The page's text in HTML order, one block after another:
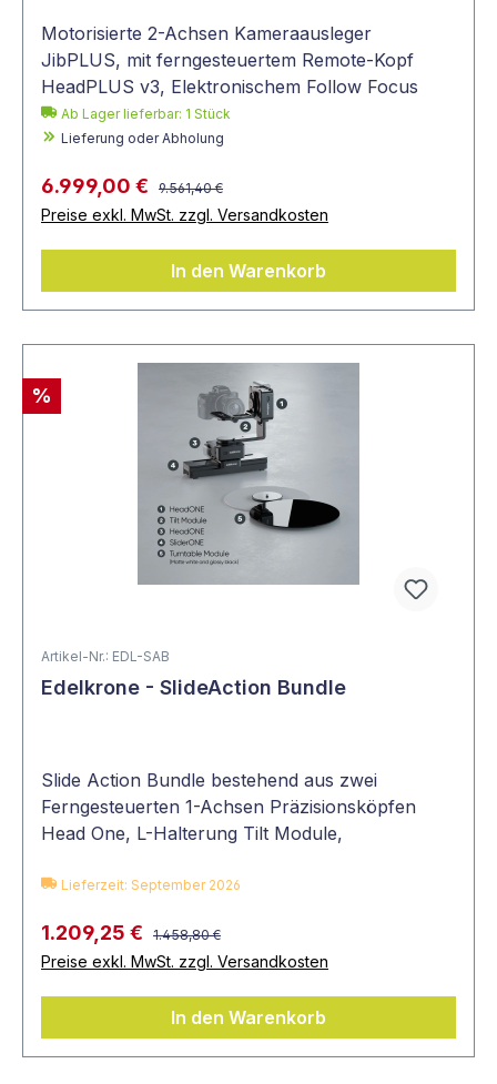
Motorisierte 2-Achsen Kameraausleger
JibPLUS, mit ferngesteuertem Remote-Kopf
HeadPLUS v3, Elektronischem Follow Focus
Focus/Zoom Module v3, Faltbarem Kamerastativ
Tripod X Pro, Laser Abstandsmessung
Ab Lager lieferbar: 1 Stück
Lieferung oder Abholung
6.999,00 € 9.561,40 €
Preise exkl. MwSt. zzgl. Versandkosten
In den Warenkorb
%
Artikel-Nr.: EDL-SAB
Edelkrone - SlideAction Bundle
Slide Action Bundle bestehend aus zwei
Ferngesteuerten 1-Achsen Präzisionsköpfen
Head One, L-Halterung Tilt Module,
Drehscheiben Turntable Module
Lieferzeit: September 2026
1.209,25 € 1.458,80 €
Preise exkl. MwSt. zzgl. Versandkosten
In den Warenkorb